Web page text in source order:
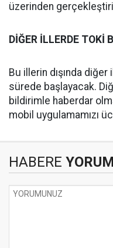
üzerinden
DİĞER İLLERDE TOKİ
Bu illerin dışında
sürede başlayacak.
bildirimle haberdar
mobil uygulamamızı
HABERE